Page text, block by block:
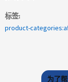
标签
product-
为了